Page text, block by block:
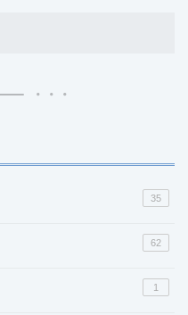
35
62
1